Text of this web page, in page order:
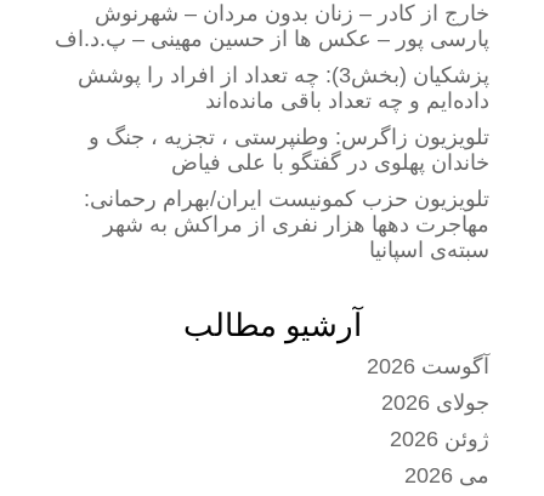
خارج از کادر – زنان بدون مردان – شهرنوش
پارسی پور – عکس ها از حسین مهینی – پ.د.اف
پزشکیان (بخش3): چه تعداد از افراد را پوشش
داده‌ایم و چه تعداد باقی مانده‌اند
تلویزیون زاگرس: وطنپرستی ، تجزیه ، جنگ و
خاندان پهلوی در گفتگو با علی فیاض
تلویزیون حزب کمونیست ایران/بهرام رحمانی:
مهاجرت دهها هزار نفری از مراکش به شهر
سبته‌ی اسپانیا
آرشیو مطالب
آگوست 2026
جولای 2026
ژوئن 2026
می 2026